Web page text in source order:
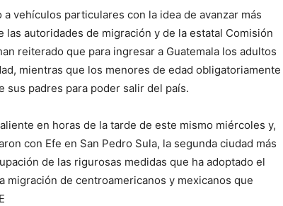
vehículos particulares con la idea de avanzar más
las autoridades de migración y de la estatal Comisión
reiterado que para ingresar a Guatemala los adultos
mientras que los menores de edad obligatoriamente
sus padres para poder salir del país.
en horas de la tarde de este mismo miércoles y,
con Efe en San Pedro Sula, la segunda ciudad más
de las rigurosas medidas que ha adoptado el
migración de centroamericanos y mexicanos que